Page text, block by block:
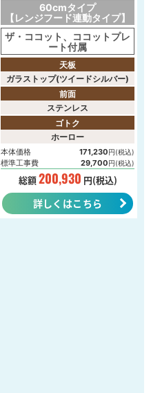
60cmタイプ
【レンジフード連動タイプ】
ザ・ココット、ココットプレ
ート付属
天板
ガラストップ(ツイードシルバー)
前面
ステンレス
ゴトク
ホーロー
本体価格 171,230円(税込)
標準工事費 29,700円(税込)
総額200,930 円(税込)
詳しくはこちら